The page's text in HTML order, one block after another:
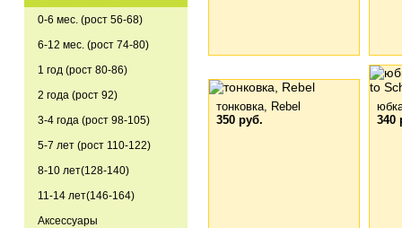
0-6 мес. (рост 56-68)
6-12 мес. (рост 74-80)
1 год (рост 80-86)
2 года (рост 92)
3-4 года (рост 98-105)
5-7 лет (рост 110-122)
8-10 лет(128-140)
11-14 лет(146-164)
Аксессуары
тонковка, Rebel
350 руб.
340